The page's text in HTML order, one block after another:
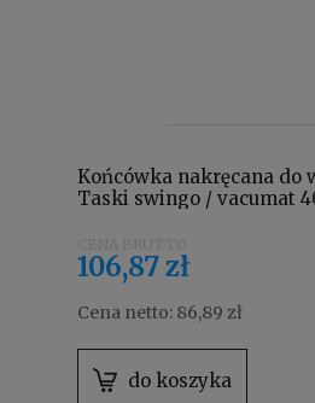
Końcówka nakręcana do
Taski swingo / vacumat
106,87 zł
Cena netto: 86,89 zł
do koszyka